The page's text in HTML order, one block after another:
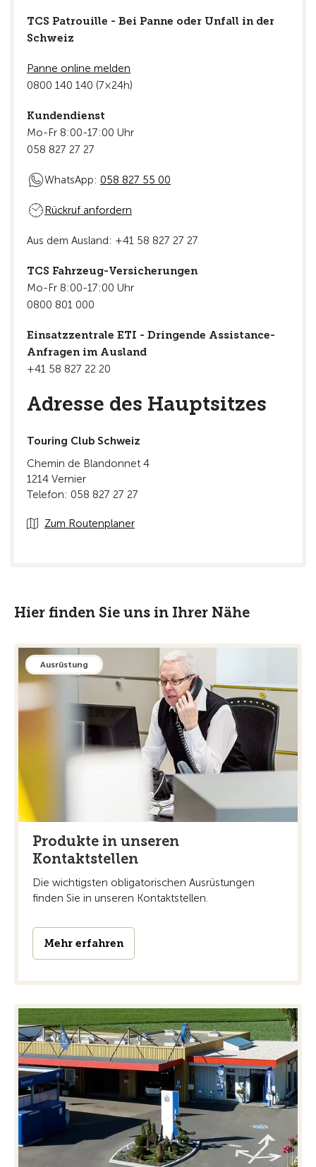
TCS Patrouille - Bei Panne oder Unfall in der
Schweiz
Panne online melden
0800 140 140 (7×24h)
Kundendienst
Mo-Fr 8:00-17:00 Uhr
058 827 27 27
WhatsApp: 058 827 55 00
Rückruf anfordern
Aus dem Ausland: +41 58 827 27 27
TCS Fahrzeug-Versicherungen
Mo-Fr 8:00-17:00 Uhr
0800 801 000
Einsatzzentrale ETI - Dringende Assistance-
Anfragen im Ausland
+41 58 827 22 20
Adresse des Hauptsitzes
Touring Club Schweiz
Chemin de Blandonnet 4
1214 Vernier
Telefon: 058 827 27 27
Zum Routenplaner
Hier finden Sie uns in Ihrer Nähe
Ausrüstung
Produkte in unseren
Kontaktstellen
Die wichtigsten obligatorischen Ausrüstungen
finden Sie in unseren Kontaktstellen.
Mehr erfahren